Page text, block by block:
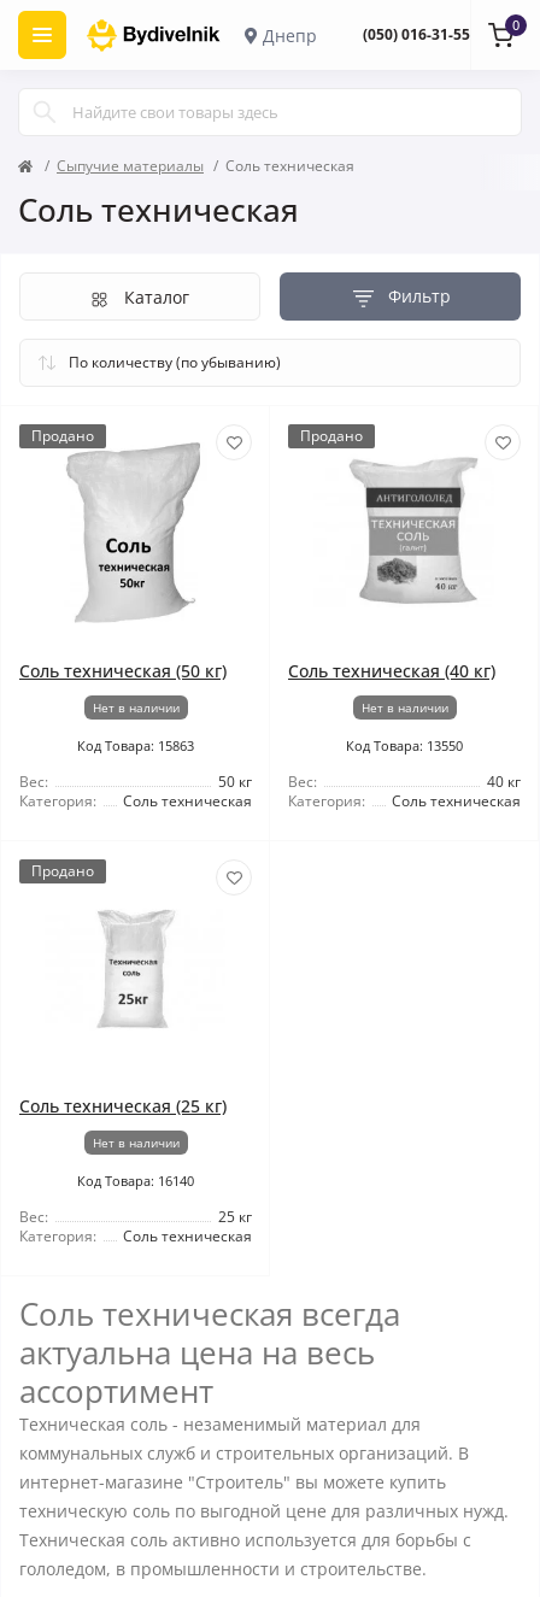
Днепр (050) 016-31-55 0
Сыпучие материалы Соль техническая
Соль техническая
Фильтр
Каталог
Продано
Соль техническая (50 кг)
Нет в наличии
Код Товара: 15863
Вес:
50 кг
Категория:
Соль техническая
Продано
Соль техническая (40 кг)
Нет в наличии
Код Товара: 13550
Вес:
40 кг
Категория:
Соль техническая
Продано
Соль техническая (25 кг)
Нет в наличии
Код Товара: 16140
Вес:
25 кг
Категория:
Соль техническая
Соль техническая всегда
актуальна цена на весь
ассортимент
Техническая соль - незаменимый материал для
коммунальных служб и строительных организаций. В
интернет-магазине "Строитель" вы можете купить
техническую соль по выгодной цене для различных нужд.
Техническая соль активно используется для борьбы с
гололедом, в промышленности и строительстве.